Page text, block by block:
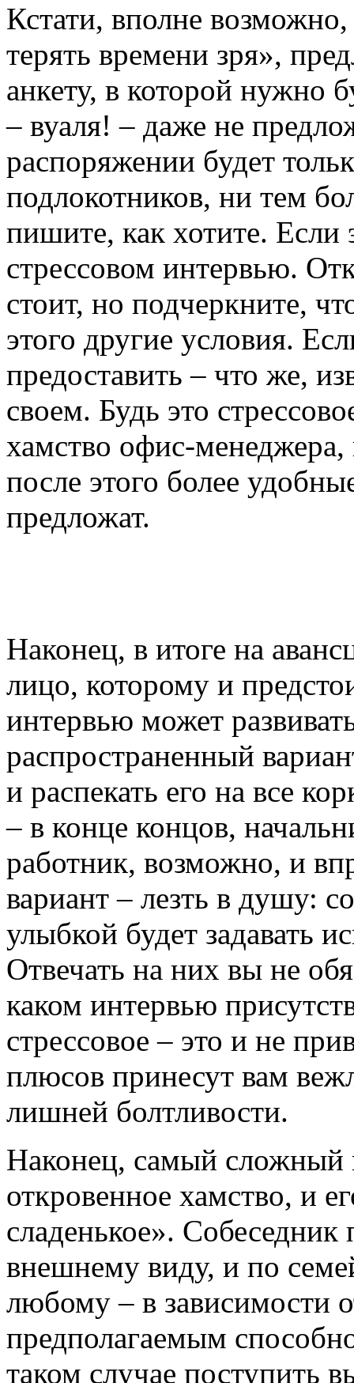
Кстати, вполне
терять времени зря»,
анкету, в которой нужно
– вуаля! – даже не
распоряжении будет
подлокотников, ни тем
пишите, как хотите. Если
стрессовом интервью.
стоит, но подчеркните,
этого другие условия.
предоставить – что же,
своем. Будь это
хамство офис-менеджера,
после этого более
предложат.
Наконец, в итоге на
лицо, которому и
интервью может
распространенный
и распекать его на все
– в конце концов,
работник, возможно, и
вариант – лезть в душу:
улыбкой будет задавать
Отвечать на них вы не
каком интервью
стрессовое – это и не
плюсов принесут вам
лишней болтливости.
Наконец, самый сложный
откровенное хамство, и
сладенькое».
внешнему виду, и по
любому – в зависимости
предполагаемым
таком случае поступить